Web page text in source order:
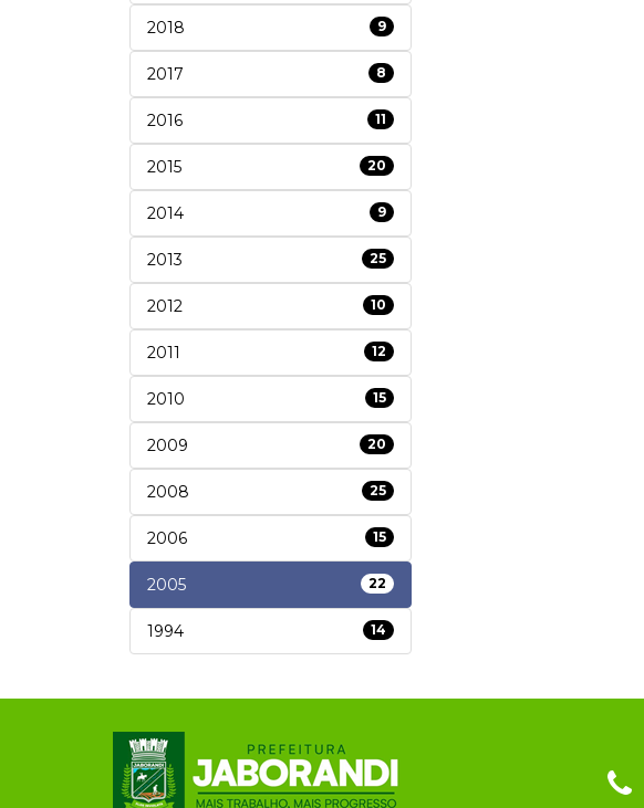
2018 9
2017 8
2016 11
2015 20
2014 9
2013 25
2012 10
2011 12
2010 15
2009 20
2008 25
2006 15
2005 22
1994 14